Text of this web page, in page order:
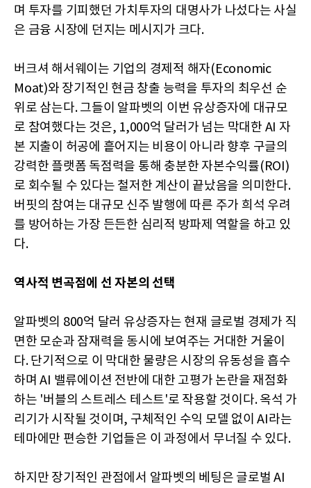
며 투자를 기피했던 가치투자의 대명사가 나섰다는 사실
은 금융 시장에 던지는 메시지가 크다.
버크셔 해서웨이는 기업의 경제적 해자(Economic
Moat)와 장기적인 현금 창출 능력을 투자의 최우선 순
위로 삼는다. 그들이 알파벳의 이번 유상증자에 대규모
로 참여했다는 것은, 1,000억 달러가 넘는 막대한 AI 자
본 지출이 허공에 흩어지는 비용이 아니라 향후 구글의
강력한 플랫폼 독점력을 통해 충분한 자본수익률(ROI)
로 회수될 수 있다는 철저한 계산이 끝났음을 의미한다.
버핏의 참여는 대규모 신주 발행에 따른 주가 희석 우려
를 방어하는 가장 든든한 심리적 방파제 역할을 하고 있
다.
역사적 변곡점에 선 자본의 선택
알파벳의 800억 달러 유상증자는 현재 글로벌 경제가 직
면한 모순과 잠재력을 동시에 보여주는 거대한 거울이
다. 단기적으로 이 막대한 물량은 시장의 유동성을 흡수
하며 AI 밸류에이션 전반에 대한 고평가 논란을 재점화
하는 '버블의 스트레스 테스트'로 작용할 것이다. 옥석 가
리기가 시작될 것이며, 구체적인 수익 모델 없이 AI라는
테마에만 편승한 기업들은 이 과정에서 무너질 수 있다.
하지만 장기적인 관점에서 알파벳의 베팅은 글로벌 AI